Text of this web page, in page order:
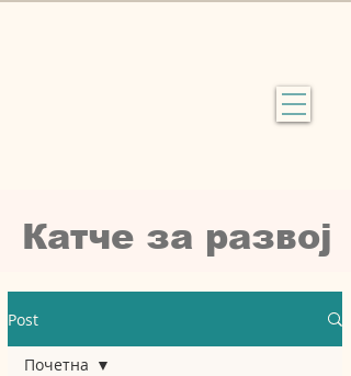
Катче за рaзвој
Post
Почетна